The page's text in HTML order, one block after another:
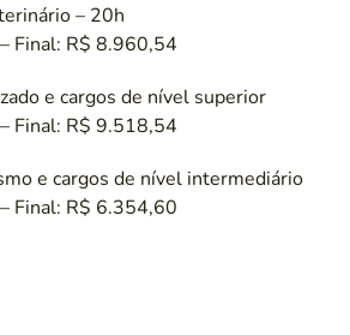
– 20h
Final: R$ 8.960,54
e cargos de nível superior
Final: R$ 9.518,54
e cargos de nível intermediário
Final: R$ 6.354,60